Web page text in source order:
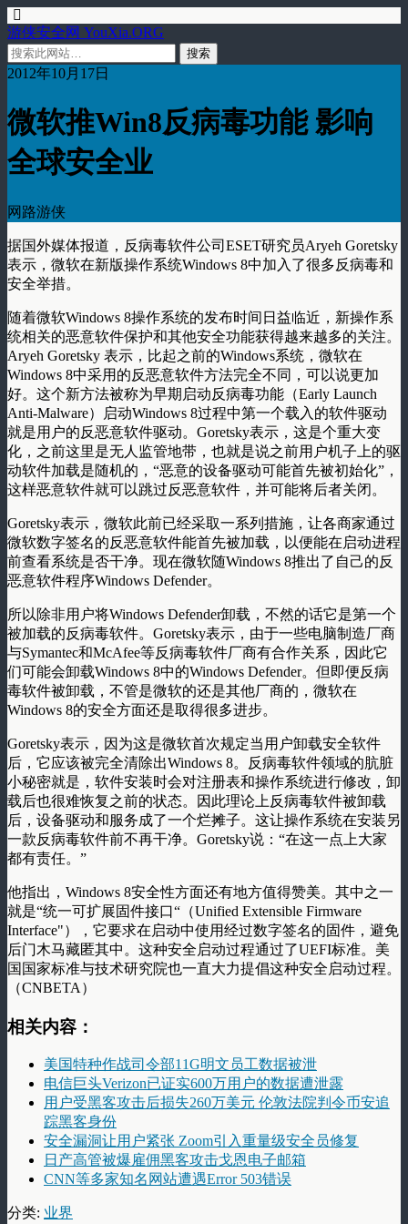
游侠安全网 YouXia.ORG
2012年10月17日
微软推Win8反病毒功能 影响
全球安全业
网路游侠
据国外媒体报道，反病毒软件公司ESET研究员Aryeh Goretsky
表示，微软在新版操作系统Windows 8中加入了很多反病毒和
安全举措。
随着微软Windows 8操作系统的发布时间日益临近，新操作系
统相关的恶意软件保护和其他安全功能获得越来越多的关注。
Aryeh Goretsky 表示，比起之前的Windows系统，微软在
Windows 8中采用的反恶意软件方法完全不同，可以说更加
好。这个新方法被称为早期启动反病毒功能（Early Launch
Anti-Malware）启动Windows 8过程中第一个载入的软件驱动
就是用户的反恶意软件驱动。Goretsky表示，这是个重大变
化，之前这里是无人监管地带，也就是说之前用户机子上的驱
动软件加载是随机的，“恶意的设备驱动可能首先被初始化”，
这样恶意软件就可以跳过反恶意软件，并可能将后者关闭。
Goretsky表示，微软此前已经采取一系列措施，让各商家通过
微软数字签名的反恶意软件能首先被加载，以便能在启动进程
前查看系统是否干净。现在微软随Windows 8推出了自己的反
恶意软件程序Windows Defender。
所以除非用户将Windows Defender卸载，不然的话它是第一个
被加载的反病毒软件。Goretsky表示，由于一些电脑制造厂商
与Symantec和McAfee等反病毒软件厂商有合作关系，因此它
们可能会卸载Windows 8中的Windows Defender。但即便反病
毒软件被卸载，不管是微软的还是其他厂商的，微软在
Windows 8的安全方面还是取得很多进步。
Goretsky表示，因为这是微软首次规定当用户卸载安全软件
后，它应该被完全清除出Windows 8。反病毒软件领域的肮脏
小秘密就是，软件安装时会对注册表和操作系统进行修改，卸
载后也很难恢复之前的状态。因此理论上反病毒软件被卸载
后，设备驱动和服务成了一个烂摊子。这让操作系统在安装另
一款反病毒软件前不再干净。Goretsky说：“在这一点上大家
都有责任。”
他指出，Windows 8安全性方面还有地方值得赞美。其中之一
就是“统一可扩展固件接口“（Unified Extensible Firmware
Interface"），它要求在启动中使用经过数字签名的固件，避免
后门木马藏匿其中。这种安全启动过程通过了UEFI标准。美
国国家标准与技术研究院也一直大力提倡这种安全启动过程。
（CNBETA）
相关内容：
美国特种作战司令部11G明文员工数据被泄
电信巨头Verizon已证实600万用户的数据遭泄露
用户受黑客攻击后损失260万美元 伦敦法院判令币安追
踪黑客身份
安全漏洞让用户紧张 Zoom引入重量级安全员修复
日产高管被爆雇佣黑客攻击戈恩电子邮箱
CNN等多家知名网站遭遇Error 503错误
分类: 业界